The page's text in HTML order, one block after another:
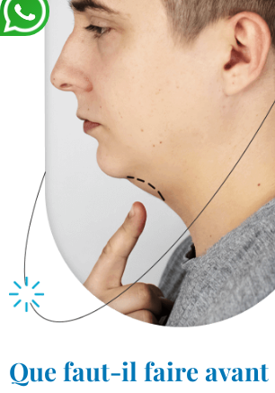
Que faut-il faire avant